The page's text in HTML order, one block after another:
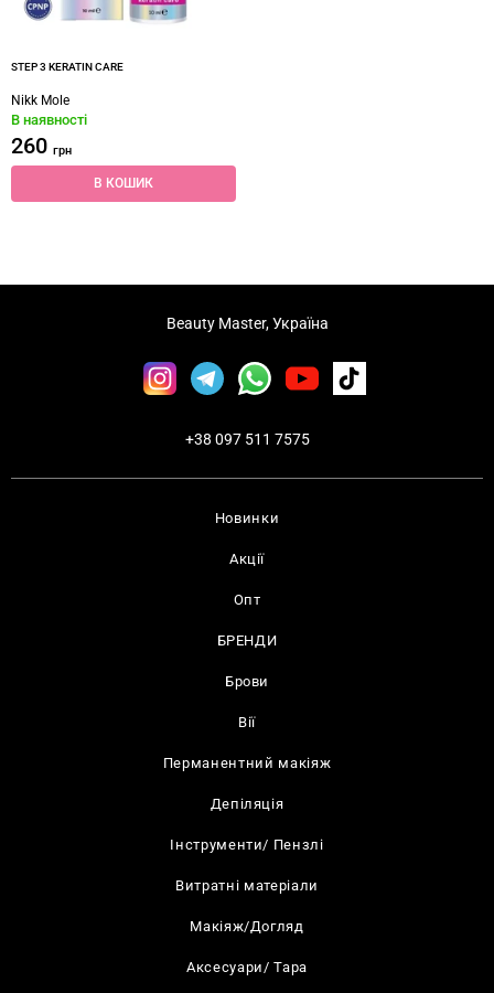
STEP 3 KERATIN CARE
Nikk Mole
В наявності
260 грн
В КОШИК
Новинки
Акції
Опт
БРЕНДИ
Брови
Вії
Перманентний макіяж
Депіляція
Інструменти/ Пензлі
Витратні матеріали
Макіяж/Догляд
Аксесуари/ Тара
Beauty Master, Україна
+38 097 511 7575